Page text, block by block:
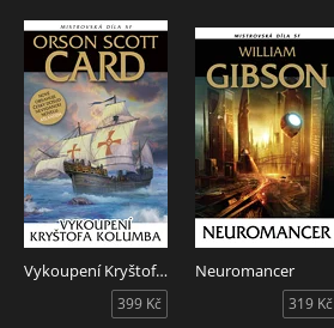
Vykoupení Kryštofa Kolumba
399 Kč
Neuromancer
319 Kč